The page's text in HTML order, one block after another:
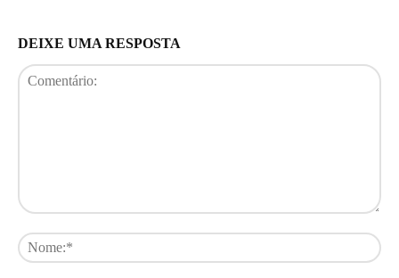
DEIXE UMA RESPOSTA